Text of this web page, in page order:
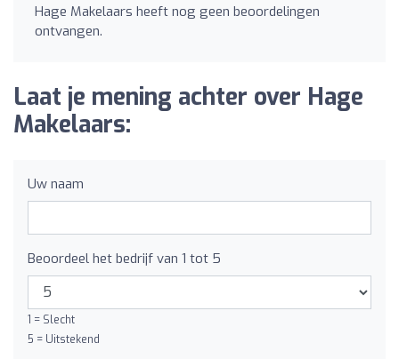
Hage Makelaars heeft nog geen beoordelingen
ontvangen.
Laat je mening achter over Hage
Makelaars:
Uw naam
Beoordeel het bedrijf van 1 tot 5
1 = Slecht
5 = Uitstekend